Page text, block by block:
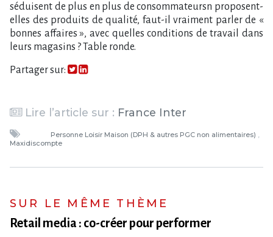
séduisent de plus en plus de consommateursn proposent-
elles des produits de qualité, faut-il vraiment parler de «
bonnes affaires », avec quelles conditions de travail dans
leurs magasins ? Table ronde.
Partager sur:
Lire l’article sur : France Inter
Personne Loisir Maison (DPH & autres PGC non alimentaires)
Maxidiscompte
SUR LE MÊME THÈME
Retail media : co-créer pour performer